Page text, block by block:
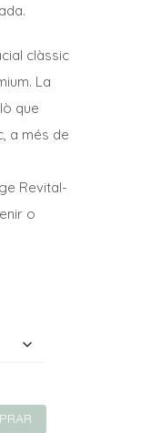
clàssic
La
que
a més de
Revital-
o